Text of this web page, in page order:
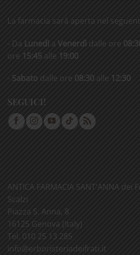
La farmacia sarà aperta nel
- Da Lunedì a Venerdì dalle ore
ore 15:45 alle 19:00
- Sabato dalle ore 08:30 alle 12:30
SEGUICI!
ANTICA FARMACIA SANT'ANNA dei
Scalzi
Piazza S. Anna, 8
16125 Genova (Italy)
Tel. 010 25 13 285
info@erboristeriadeifrati.it